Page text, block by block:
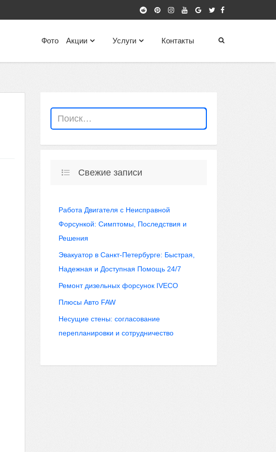
Контакты
Услуги
Акции
Фото
Свежие записи
Работа Двигателя с Неисправной
Форсункой: Симптомы, Последствия и
Решения
Эвакуатор в Санкт-Петербурге: Быстрая,
Надежная и Доступная Помощь 24/7
Ремонт дизельных форсунок IVECO
Плюсы Авто FAW
Несущие стены: согласование
перепланировки и сотрудничество